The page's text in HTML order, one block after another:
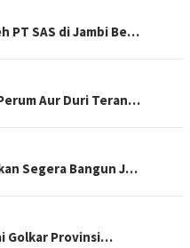
PT SAS di Jambi Be…
Aur Duri Teran…
Segera Bangun J…
Golkar Provinsi…